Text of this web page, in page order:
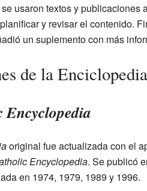
usaron textos y
y revisar el contenido.
un suplemento con más
de la
Encyclopedia
original fue actualizada con el
Encyclopedia. Se publicó
en 1974, 1979, 1989 y 1996.